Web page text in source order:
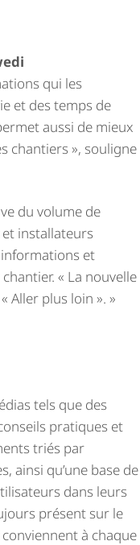
qui les
et des temps de
aussi de mieux
chantiers », souligne
du volume de
installateurs
et
« La nouvelle
Aller plus loin ». »
tels que des
pratiques et
triés par
ainsi qu’une base de
dans leurs
présent sur le
à chaque